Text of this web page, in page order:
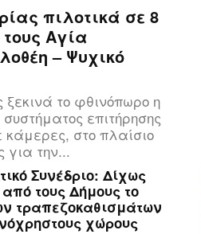
πιλοτικά σε 8
Αγία
– Ψυχικό
ξεκινά το φθινόπωρο η
επιτήρησης
κάμερες, στο πλαίσιο
για την...
Συνέδριο: Δίχως
τους Δήμους το
τραπεζοκαθισμάτων
χώρους